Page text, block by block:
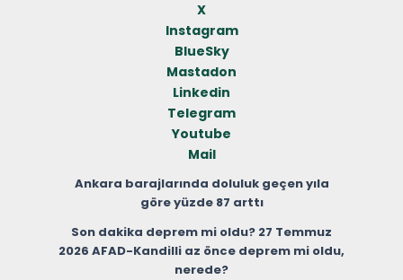
X
Instagram
BlueSky
Mastadon
Linkedin
Telegram
Youtube
Mail
Ankara barajlarında doluluk geçen yıla
göre yüzde 87 arttı
Son dakika deprem mi oldu? 27 Temmuz
2026 AFAD-Kandilli az önce deprem mi oldu,
nerede?